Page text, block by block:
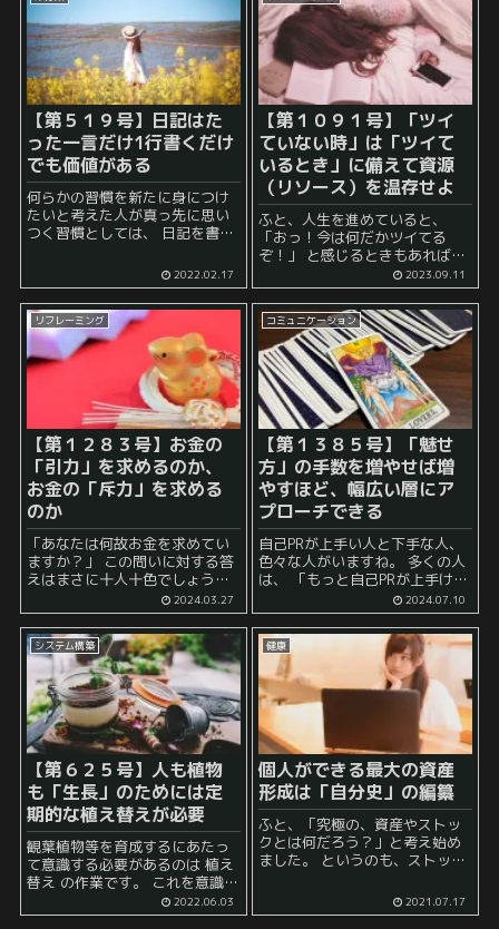
【第５１９号】日記はた
った一言だけ1行書くだけ
でも価値がある
何らかの習慣を新たに身につけ
たいと考えた人が真っ先に思い
つく習慣としては、 日記を書く
れはネットでもよく見かける、
みんなが望む頻出の良習慣で
す。 しか...
2022.02.17
【第１０９１号】「ツイ
ていない時」は「ツイて
いるとき」に備えて資源
（リソース）を温存せよ
ふと、人生を進めていると、
「おっ！今は何だかツイてる
ぞ！」 と感じるときもあれば、
「あれ、今は全然ツイていない
ぞ……」 と感じることもあるこ
とでしょう。 一生懸命頑張って
いるにもかかわらず強い向かい
風のよ...
2023.09.11
リフレーミング
【第１２８３号】お金の
「引力」を求めるのか、
お金の「斥力」を求める
のか
「あなたは何故お金を求めてい
ますか？」 この問いに対する答
えはまさに十人十色でしょう。
「金を稼いでモテるようになり
たい」 「お金を稼いでより贅沢
な生活をしたい」 「お金を稼い
で自由を得たい」 「お金を稼い
2024.03.27
コミュニケーション
【第１３８５号】「魅せ
方」の手数を増やせば増
やすほど、幅広い層にア
プローチできる
自己PRが上手い人と下手な人、
色々な人がいますね。 多くの人
は、 「もっと自己PRが上手けれ
かもしれません。 あるいは、
「昔は、あんなに何もしなくて
もモテたのに最近は…...
2024.07.10
システム構築
【第６２５号】人も植物
も「生長」のためには定
期的な植え替えが必要
観葉植物等を育成するにあたっ
て意識する必要があるのは 植え
替え の作業です。 これを意識す
ることでよりよい育成が可能に
なります。 何故植え替えが必要
2022.06.03
健康
個人ができる最大の資産
形成は「自分史」の編纂
ふと、「究極の、資産やストッ
クとは何だろう？」と考え始め
ました。 というのも、ストック
に乗るまで時間がとにかくかか
るもの」 というイメージです。
2021.07.17